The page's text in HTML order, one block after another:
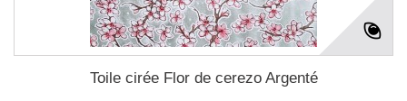
Toile cirée Flor de cerezo Argenté